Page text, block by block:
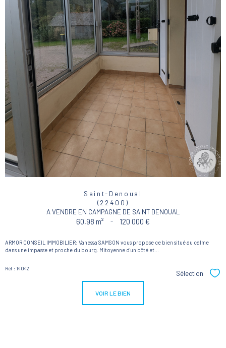
Saint-Denoual
(22400)
A VENDRE EN CAMPAGNE DE SAINT DENOUAL
60,98 m² - 120 000 €
ARMOR CONSEIL IMMOBILIER: Vanessa SAMSON vous propose ce bien situé au calme
dans une impasse et proche du bourg. Mitoyenne d'un côté et...
Réf : 14042
Sélection
VOIR LE BIEN